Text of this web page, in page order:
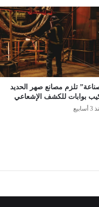
ب
ل
ل
ر
ح
م
ك
م
تلزم مصانع صهر الحديد
بوابات للكشف الإشعاعي